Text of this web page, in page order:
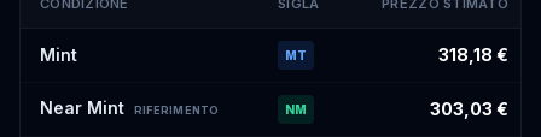
per condizione
CONDIZIONE SIGLA PREZZO STIMATO
Mint MT 318,18 €
Near Mint RIFERIMENTO NM 303,03 €